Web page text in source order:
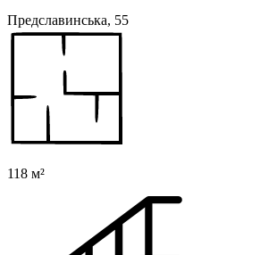
Предславинська, 55
118 м²